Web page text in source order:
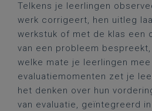
Telkens je leerlingen
werk corrigeert, hen uitleg
werkstuk of met de klas een
van een probleem bespreekt,
welke mate je leerlingen
evaluatiemomenten zet je
het denken over hun
van evaluatie, geïntegreerd